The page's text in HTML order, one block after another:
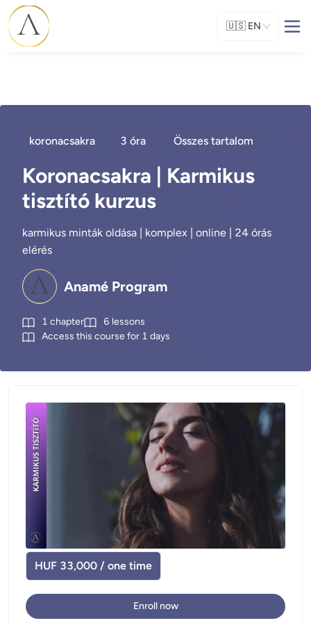
🇺🇸 EN
koronacsakra 3 óra Összes tartalom
Koronacsakra | Karmikus
tisztító kurzus
karmikus minták oldása | komplex | online | 24 órás
elérés
Anamé Program
1 chapter 6 lessons
Access this course for 1 days
HUF 33,000 / one time
Enroll now